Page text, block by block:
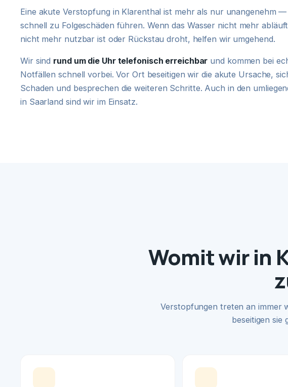
Eine akute Verstopfung in Klarenthal ist mehr als nur unangenehm —
schnell zu Folgeschäden führen. Wenn das Wasser nicht mehr
nicht mehr nutzbar ist oder Rückstau droht, helfen wir umgehend.
Wir sind rund um die Uhr telefonisch erreichbar und kommen bei
Notfällen schnell vorbei. Vor Ort beseitigen wir die akute Ursache,
Schaden und besprechen die weiteren Schritte. Auch in den
in Saarland sind wir im Einsatz.
Womit wir in
Verstopfungen treten an immer
beseitigen sie